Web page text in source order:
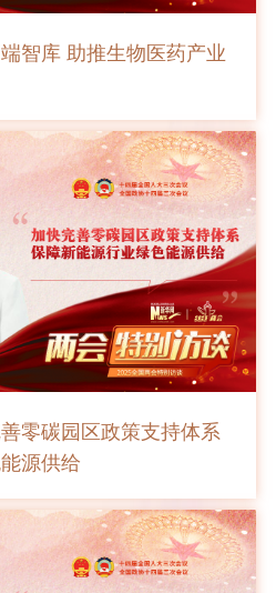
智库 助推生物医药产业
零碳园区政策支持体系
源供给